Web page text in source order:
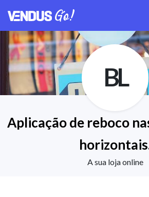
BL
Aplicação de reboco
A sua loja online